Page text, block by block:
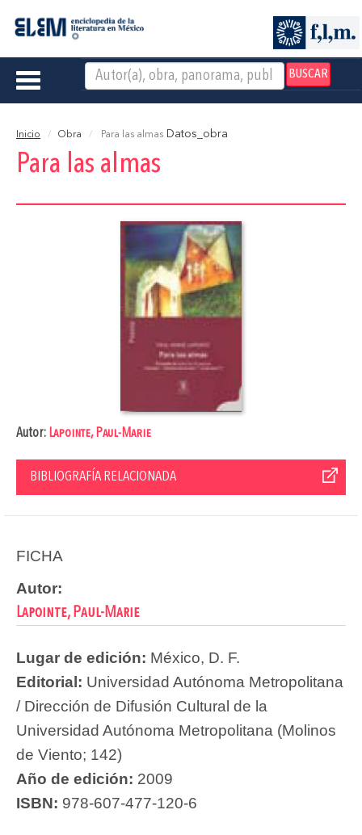
BUSCAR
Toggle
Inicio Obra Para las almas Datos_obra
Para las almas
Autor: Lapointe, Paul-Marie
BIBLIOGRAFÍA RELACIONADA
FICHA
Autor:
Lapointe, Paul-Marie
Lugar de edición: México, D. F.
Editorial: Universidad Autónoma Metropolitana
/ Dirección de Difusión Cultural de la
Universidad Autónoma Metropolitana (Molinos
de Viento; 142)
Año de edición: 2009
ISBN: 978-607-477-120-6